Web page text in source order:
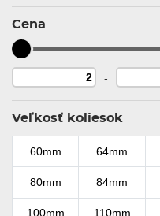
Cena
-
Veľkosť koliesok
60mm 64mm
80mm 84mm
100mm 110mm